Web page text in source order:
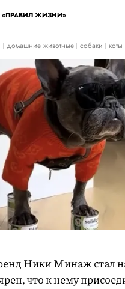
ЖИЗНИ»
домашние животные собаки коты
Ники Минаж стал
что к нему